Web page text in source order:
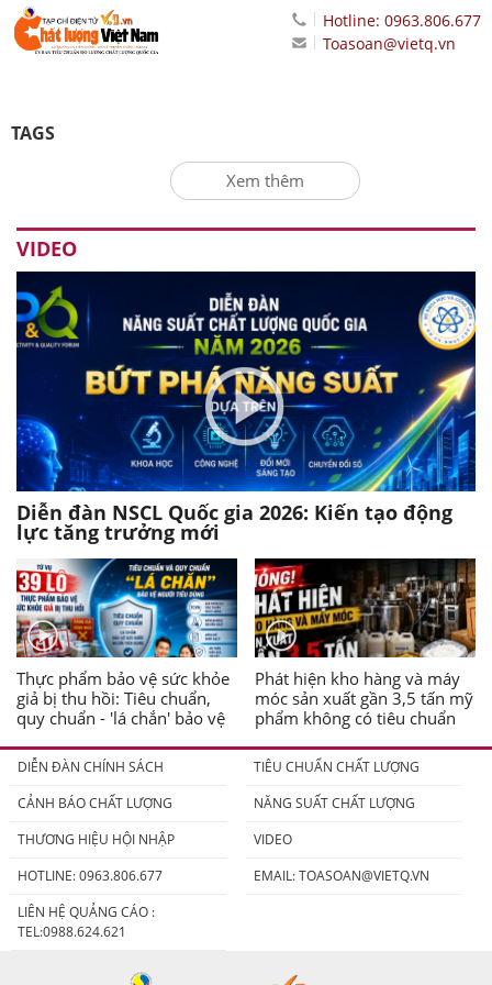
Hotline: 0963.806.677
Toasoan@vietq.vn
TAGS
Xem thêm
VIDEO
Diễn đàn NSCL Quốc gia 2026: Kiến tạo động
lực tăng trưởng mới
Thực phẩm bảo vệ sức khỏe
giả bị thu hồi: Tiêu chuẩn,
quy chuẩn - 'lá chắn' bảo vệ
Phát hiện kho hàng và máy
móc sản xuất gần 3,5 tấn mỹ
phẩm không có tiêu chuẩn
DIỄN ĐÀN CHÍNH SÁCH
TIÊU CHUẨN CHẤT LƯỢNG
CẢNH BÁO CHẤT LƯỢNG
NĂNG SUẤT CHẤT LƯỢNG
THƯƠNG HIỆU HỘI NHẬP
VIDEO
HOTLINE: 0963.806.677
EMAIL:TOASOAN@VIETQ.VN
LIÊN HỆ QUẢNG CÁO :
TEL:0988.624.621